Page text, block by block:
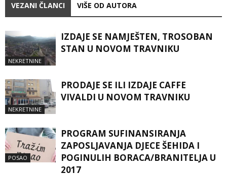
VEZANI ČLANCI VIŠE OD AUTORA
NEKRETNINE
IZDAJE SE NAMJEŠTEN, TROSOBAN
STAN U NOVOM TRAVNIKU
NEKRETNINE
PRODAJE SE ILI IZDAJE CAFFE
VIVALDI U NOVOM TRAVNIKU
POSAO
PROGRAM SUFINANSIRANJA
ZAPOSLJAVANJA DJECE ŠEHIDA I
POGINULIH BORACA/BRANITELJA U
2017